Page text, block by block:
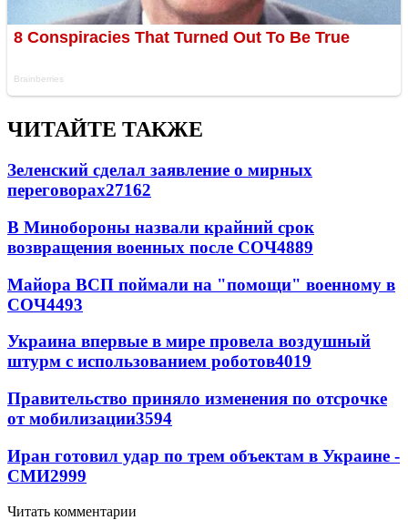
ЧИТАЙТЕ ТАКЖЕ
Зеленский сделал заявление о мирных
переговорах27162
В Минобороны назвали крайний срок
возвращения военных после СОЧ4889
Майора ВСП поймали на "помощи" военному в
СОЧ4493
Украина впервые в мире провела воздушный
штурм с использованием роботов4019
Правительство приняло изменения по отсрочке
от мобилизации3594
Иран готовил удар по трем объектам в Украине -
СМИ2999
Читать комментарии